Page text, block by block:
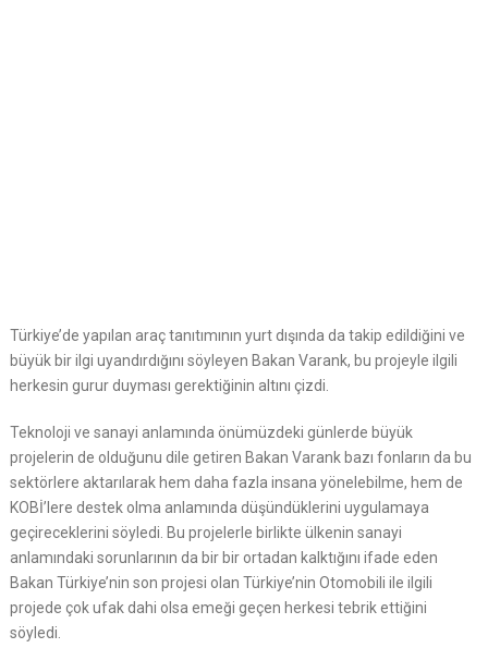
Türkiye’de yapılan araç tanıtımının yurt dışında da takip edildiğini ve
büyük bir ilgi uyandırdığını söyleyen Bakan Varank, bu projeyle ilgili
herkesin gurur duyması gerektiğinin altını çizdi.
Teknoloji ve sanayi anlamında önümüzdeki günlerde büyük
projelerin de olduğunu dile getiren Bakan Varank bazı fonların da bu
sektörlere aktarılarak hem daha fazla insana yönelebilme, hem de
KOBİ’lere destek olma anlamında düşündüklerini uygulamaya
geçireceklerini söyledi. Bu projelerle birlikte ülkenin sanayi
anlamındaki sorunlarının da bir bir ortadan kalktığını ifade eden
Bakan Türkiye’nin son projesi olan Türkiye’nin Otomobili ile ilgili
projede çok ufak dahi olsa emeği geçen herkesi tebrik ettiğini
söyledi.